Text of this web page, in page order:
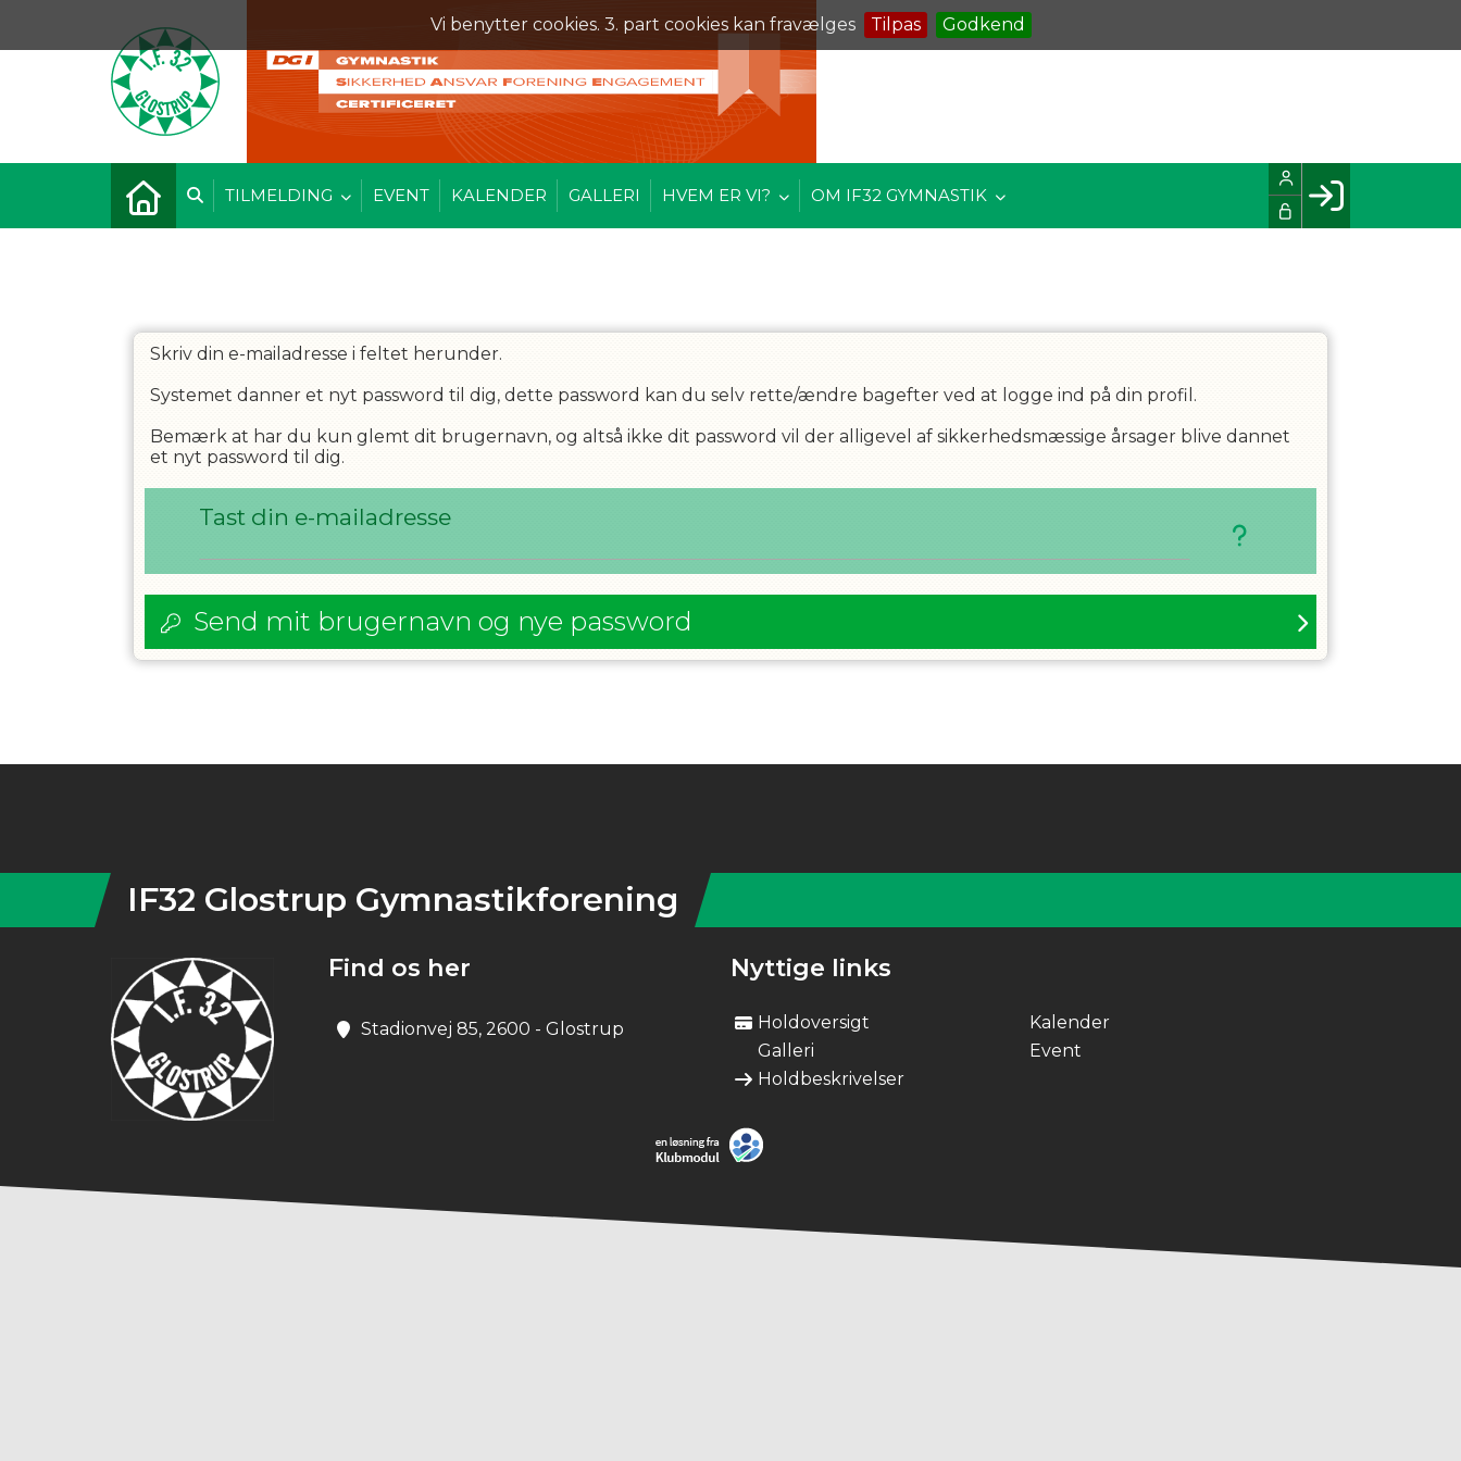
Vi benytter cookies. 3. part cookies kan fravælges Tilpas Godkend
TILMELDING EVENT KALENDER GALLERI HVEM ER VI? OM IF32 GYMNASTIK
Skriv din e-mailadresse i feltet herunder.
Systemet danner et nyt password til dig, dette password kan du selv rette/ændre bagefter ved at logge ind på din profil.
Bemærk at har du kun glemt dit brugernavn, og altså ikke dit password vil der alligevel af sikkerhedsmæssige årsager blive dannet
et nyt password til dig.
Tast din e-mailadresse
Send mit brugernavn og nye password
IF32 Glostrup Gymnastikforening
Find os her
Stadionvej 85, 2600 - Glostrup
Nyttige links
Holdoversigt
Kalender
Galleri
Event
Holdbeskrivelser